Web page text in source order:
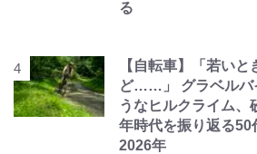
る
【自転車】「若い
ど……」 グラベルバ
うなヒルクライム、
年時代を振り返る
2026年